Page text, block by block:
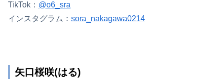
TikTok： @o6_sra
インスタグラム： sora_nakagawa0214
矢口桜咲(はる)